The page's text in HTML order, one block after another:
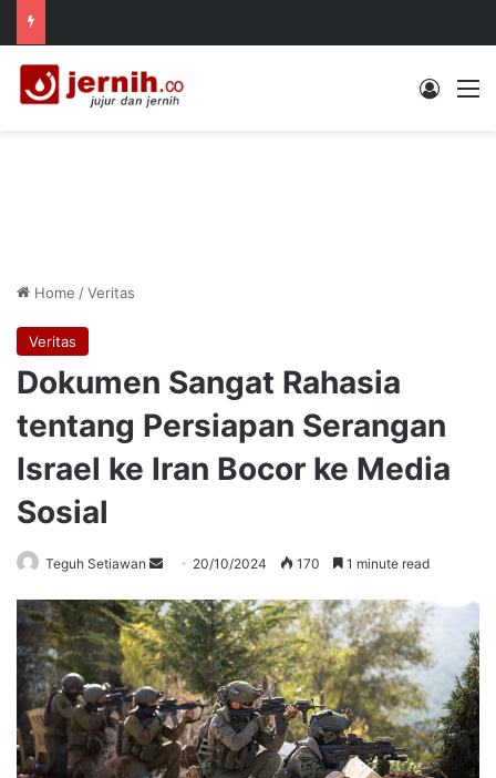
Log In
Home /Veritas
Veritas
Dokumen Sangat Rahasia
tentang Persiapan Serangan
Israel ke Iran Bocor ke Media
Sosial
Teguh Setiawan
Send
email
20/10/2024 170 1 minute read